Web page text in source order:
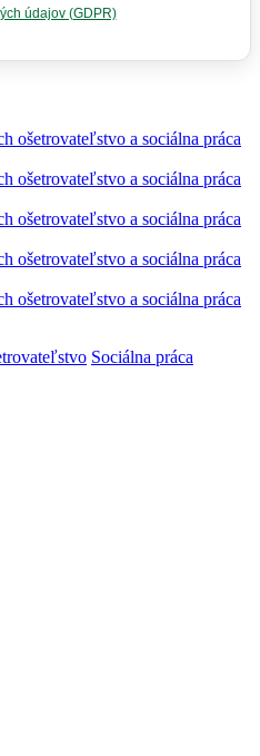
údajov (GDPR)
Sociálna práca